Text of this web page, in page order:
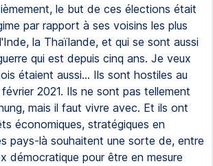
le but de ces élections était
par rapport à ses voisins les plus
la Thaïlande, et qui se sont aussi
qui est depuis cinq ans. Je veux
étaient aussi... Ils sont hostiles au
2021. Ils ne sont pas tellement
mais il faut vivre avec. Et ils ont
économiques, stratégiques en
pays-là souhaitent une sorte de, entre
démocratique pour être en mesure